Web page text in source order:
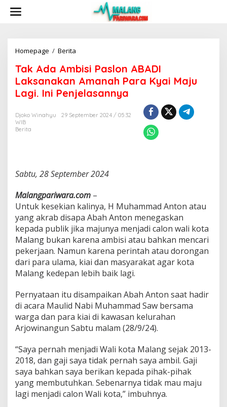
Homepage / Berita
k
d
a
m
a
s
o
n
A
B
A
D
I
a
k
a
n
a
k
a
A
m
a
n
a
h
Tak Ada Ambisi Paslon ABADI
Laksanakan Amanah Para Kyai Maju
Lagi. Ini Penjelasannya
Djoko Winahyu
29 September 2024 / 05:32
WIB
Berita
Sabtu, 28 September 2024
Malangpariwara.com –
Untuk kesekian kalinya, H Muhammad Anton atau
yang akrab disapa Abah Anton menegaskan
kepada publik jika majunya menjadi calon wali kota
Malang bukan karena ambisi atau bahkan mencari
pekerjaan. Namun karena perintah atau dorongan
dari para ulama, kiai dan masyarakat agar kota
Malang kedepan lebih baik lagi.
Pernyataan itu disampaikan Abah Anton saat hadir
di acara Maulid Nabi Muhammad Saw bersama
warga dan para kiai di kawasan kelurahan
Arjowinangun Sabtu malam (28/9/24).
“Saya pernah menjadi Wali kota Malang sejak 2013-
2018, dan gaji saya tidak pernah saya ambil. Gaji
saya bahkan saya berikan kepada pihak-pihak
yang membutuhkan. Sebenarnya tidak mau maju
lagi menjadi calon Wali kota,” imbuhnya.